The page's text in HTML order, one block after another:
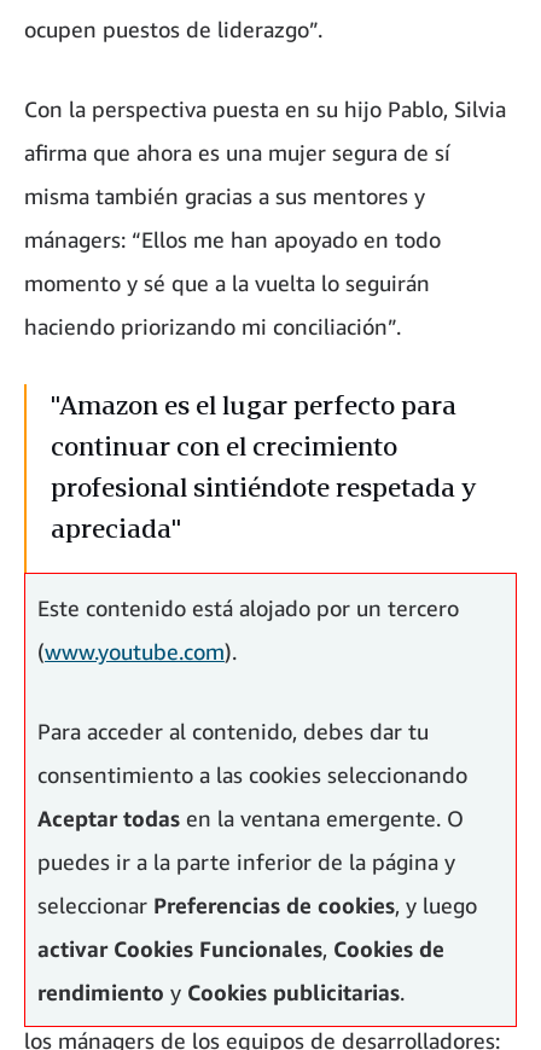
ocupen puestos de liderazgo”.
Con la perspectiva puesta en su hijo Pablo, Silvia
afirma que ahora es una mujer segura de sí
misma también gracias a sus mentores y
mánagers: “Ellos me han apoyado en todo
momento y sé que a la vuelta lo seguirán
haciendo priorizando mi conciliación”.
"Amazon es el lugar perfecto para
continuar con el crecimiento
profesional sintiéndote respetada y
apreciada"
Lara Fajardo, Lara Fajardo, Senior SW Development
Manager Amazon Books
Este contenido está alojado por un tercero
(www.youtube.com).
Para acceder al contenido, debes dar tu
consentimiento a las cookies seleccionando
Aceptar todas en la ventana emergente. O
puedes ir a la parte inferior de la página y
seleccionar Preferencias de cookies, y luego
activar Cookies Funcionales, Cookies de
rendimiento y Cookies publicitarias.
Lara llegó a Amazon hace un año para gestionar
los mánagers de los equipos de desarrolladores: